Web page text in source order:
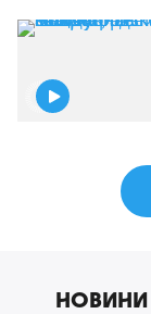
НОВИНИ